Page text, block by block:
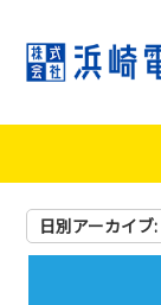
日別アーカイブ: